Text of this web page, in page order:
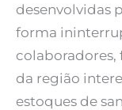
desenvolvidas
forma
colaboradores,
da região
estoques de